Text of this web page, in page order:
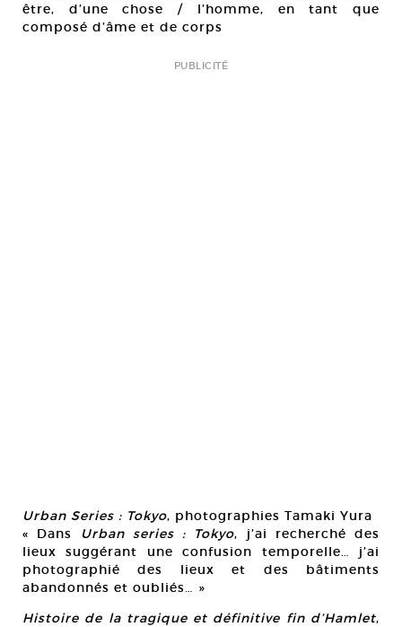
être, d’une chose / l’homme, en tant que
composé d’âme et de corps
PUBLICITÉ
Urban Series : Tokyo, photographies Tamaki Yura
« Dans
Urban series : Tokyo, j’ai recherché des
lieux suggérant une confusion temporelle… j’ai
photographié des lieux et des bâtiments
abandonnés et oubliés… »
Histoire de la tragique et définitive fin d’Hamlet,